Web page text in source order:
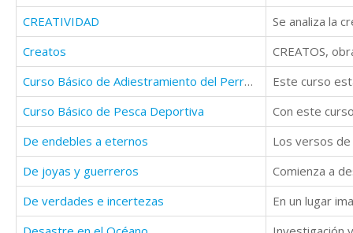
CREATIVIDAD
Creatos
Curso Básico de Adiestramiento del Perro de Caza
Curso Básico de Pesca Deportiva
Con este
De endebles a eternos
Los versos
De joyas y guerreros
Comienza a
De verdades e incertezas